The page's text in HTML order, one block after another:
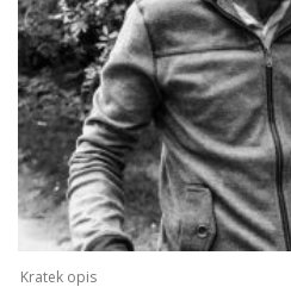
Kratek opis